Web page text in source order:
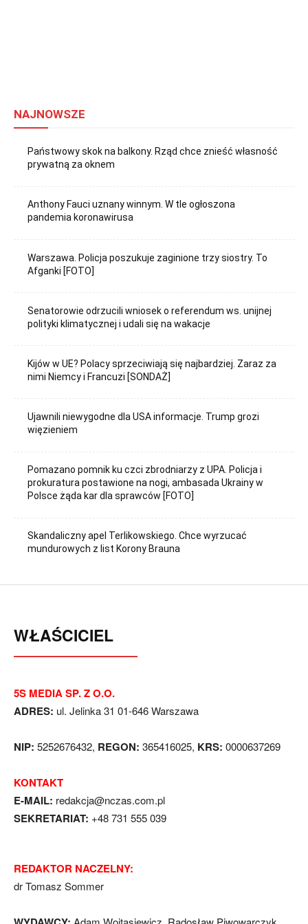
NAJNOWSZE
Państwowy skok na balkony. Rząd chce znieść własność
prywatną za oknem
Anthony Fauci uznany winnym. W tle ogłoszona
pandemia koronawirusa
Warszawa. Policja poszukuje zaginione trzy siostry. To
Afganki [FOTO]
Senatorowie odrzucili wniosek o referendum ws. unijnej
polityki klimatycznej i udali się na wakacje
Kijów w UE? Polacy sprzeciwiają się najbardziej. Zaraz za
nimi Niemcy i Francuzi [SONDAŻ]
Ujawnili niewygodne dla USA informacje. Trump grozi
więzieniem
Pomazano pomnik ku czci zbrodniarzy z UPA. Policja i
prokuratura postawione na nogi, ambasada Ukrainy w
Polsce żąda kar dla sprawców [FOTO]
Skandaliczny apel Terlikowskiego. Chce wyrzucać
mundurowych z list Korony Brauna
WŁAŚCICIEL
5S MEDIA SP. Z O.O.
ADRES: ul. Jelinka 31 01-646 Warszawa
NIP: 5252676432, REGON: 365416025, KRS: 0000637269
KONTAKT
E-MAIL: redakcja@nczas.com.pl
SEKRETARIAT: +48 731 555 039
REDAKTOR NACZELNY:
dr Tomasz Sommer